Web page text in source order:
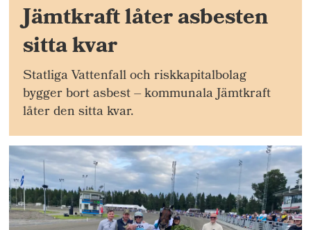
Jämtkraft låter asbesten
sitta kvar
Statliga Vattenfall och riskkapitalbolag
bygger bort asbest – kommunala Jämtkraft
låter den sitta kvar.